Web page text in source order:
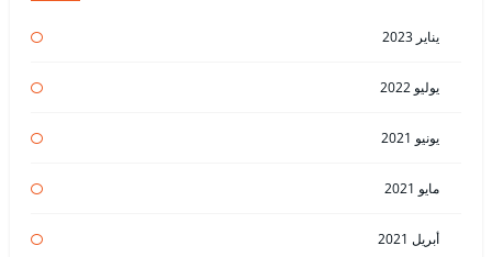
يناير 2023
يوليو 2022
يونيو 2021
مايو 2021
أبريل 2021